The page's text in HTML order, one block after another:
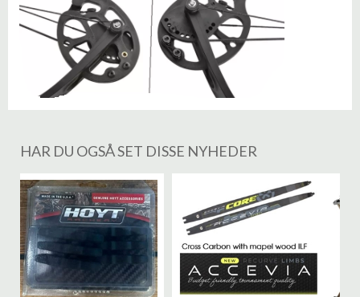
HAR DU OGSÅ SET DISSE NYHEDER